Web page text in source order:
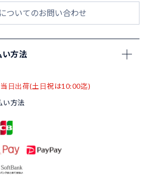
ついてのお問い合わせ
い方法
日出荷(土日祝は10:00迄)
い方法